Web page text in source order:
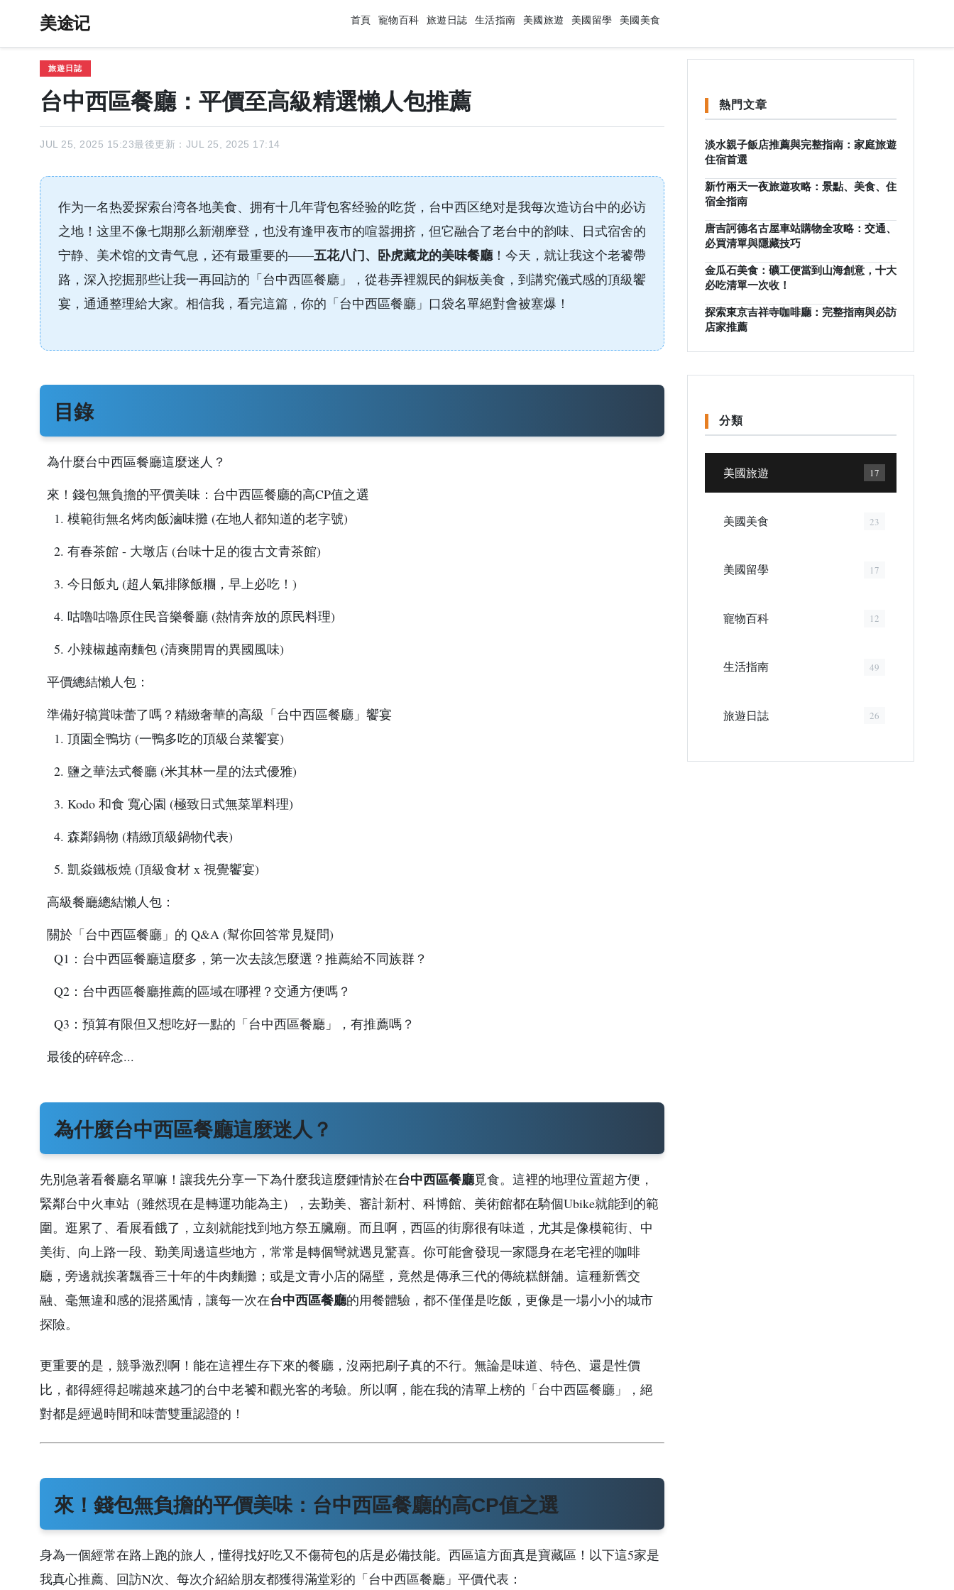
美途记 首頁 寵物百科 旅遊日誌 生活指南 美國旅遊 美國留學 美國美食
旅遊日誌
台中西區餐廳：平價至高級精選懶人包推薦
JUL 25, 2025 15:23最後更新：JUL 25, 2025 17:14
作为一名热爱探索台湾各地美食、拥有十几年背包客经验的吃货，台中西区绝对是我每次造访台中的必访
之地！这里不像七期那么新潮摩登，也没有逢甲夜市的喧嚣拥挤，但它融合了老台中的韵味、日式宿舍的
宁静、美术馆的文青气息，还有最重要的——五花八门、卧虎藏龙的美味餐廳！今天，就让我这个老饕帶
路，深入挖掘那些让我一再回訪的「台中西區餐廳」，從巷弄裡親民的銅板美食，到講究儀式感的頂級饗
宴，通通整理給大家。相信我，看完這篇，你的「台中西區餐廳」口袋名單絕對會被塞爆！
目錄
為什麼台中西區餐廳這麼迷人？
來！錢包無負擔的平價美味：台中西區餐廳的高CP值之選
1. 模範街無名烤肉飯滷味攤 (在地人都知道的老字號)
2. 有春茶館 - 大墩店 (台味十足的復古文青茶館)
3. 今日飯丸 (超人氣排隊飯糰，早上必吃！)
4. 咕嚕咕嚕原住民音樂餐廳 (熱情奔放的原民料理)
5. 小辣椒越南麵包 (清爽開胃的異國風味)
平價總結懶人包：
準備好犒賞味蕾了嗎？精緻奢華的高級「台中西區餐廳」饗宴
1. 頂園全鴨坊 (一鴨多吃的頂級台菜饗宴)
2. 鹽之華法式餐廳 (米其林一星的法式優雅)
3. Kodo 和食 寬心園 (極致日式無菜單料理)
4. 森鄰鍋物 (精緻頂級鍋物代表)
5. 凱焱鐵板燒 (頂級食材 x 視覺饗宴)
高級餐廳總結懶人包：
關於「台中西區餐廳」的 Q&A (幫你回答常見疑問)
Q1：台中西區餐廳這麼多，第一次去該怎麼選？推薦給不同族群？
Q2：台中西區餐廳推薦的區域在哪裡？交通方便嗎？
Q3：預算有限但又想吃好一點的「台中西區餐廳」，有推薦嗎？
最後的碎碎念...
為什麼台中西區餐廳這麼迷人？
先別急著看餐廳名單嘛！讓我先分享一下為什麼我這麼鍾情於在台中西區餐廳覓食。這裡的地理位置超方便，
緊鄰台中火車站（雖然現在是轉運功能為主），去勤美、審計新村、科博館、美術館都在騎個Ubike就能到的範
圍。逛累了、看展看餓了，立刻就能找到地方祭五臟廟。而且啊，西區的街廓很有味道，尤其是像模範街、中
美街、向上路一段、勤美周邊這些地方，常常是轉個彎就遇見驚喜。你可能會發現一家隱身在老宅裡的咖啡
廳，旁邊就挨著飄香三十年的牛肉麵攤；或是文青小店的隔壁，竟然是傳承三代的傳統糕餅舖。這種新舊交
融、毫無違和感的混搭風情，讓每一次在台中西區餐廳的用餐體驗，都不僅僅是吃飯，更像是一場小小的城市
探險。
更重要的是，競爭激烈啊！能在這裡生存下來的餐廳，沒兩把刷子真的不行。無論是味道、特色、還是性價
比，都得經得起嘴越來越刁的台中老饕和觀光客的考驗。所以啊，能在我的清單上榜的「台中西區餐廳」，絕
對都是經過時間和味蕾雙重認證的！
來！錢包無負擔的平價美味：台中西區餐廳的高CP值之選
身為一個經常在路上跑的旅人，懂得找好吃又不傷荷包的店是必備技能。西區這方面真是寶藏區！以下這5家是
我真心推薦、回訪N次、每次介紹給朋友都獲得滿堂彩的「台中西區餐廳」平價代表：
熱門文章
淡水親子飯店推薦與完整指南：家庭旅遊
住宿首選
新竹兩天一夜旅遊攻略：景點、美食、住
宿全指南
唐吉訶德名古屋車站購物全攻略：交通、
必買清單與隱藏技巧
金瓜石美食：礦工便當到山海創意，十大
必吃清單一次收！
探索東京吉祥寺咖啡廳：完整指南與必訪
店家推薦
分類
美國旅遊 17
美國美食 23
美國留學 17
寵物百科 12
生活指南 49
旅遊日誌 26